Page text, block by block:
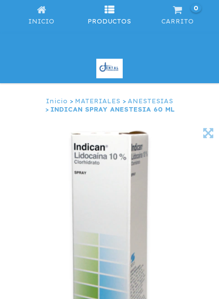
INICIO PRODUCTOS CARRITO
0
Inicio > MATERIALES > ANESTESIAS
> INDICAN SPRAY ANESTESIA 60 ML